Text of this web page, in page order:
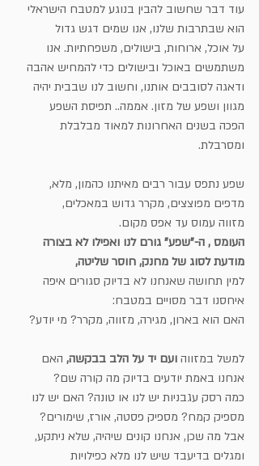
עוד דבר שחשוב להבין בנוגע למטבח הישראלי
הוא שבתרבות שלנו, אנו שמים דגש גדול
על אוכל, ארוחות, בישולים, משפחתיות. אנו
משתמשים באוכל ובישולים כדי להמחיש אהבה
ודאגה לסובבים אותנו, וחשוב לנו שבבית יהיה
מגוון ושפע של מזון. אממה.. תפיסת השפע
הפכה בשנים האחרונות למאוד מבלבלת
ומסרבלת.
שפע נתפס עבור רבים מאיתנו כהמון, מלא,
מדפים מפוצצים, מקרר גדוש במאכלים,
מזווה עמוס עד אפס מקום.
העומס , ה-"שפע" גורם לנו ואפילו לא בצורה
מודעת לסוג של מחנק, חוסר שליטה,
למין תחושה שאנחנו לא בדיוק סגורים איפה
איחסנו דבר מסויים במטבח:
האם הוא בארון, מגירה, מזווה, מקרר? מי יודע?
למשל במזווה ועם יד על הלב בבקשה, האם
אנחנו באמת יודעים בדיוק מה קורה שם?
כמה רסק עגבניות יש לנו או טונה? האם יש לנו
מספיק קמח? מספיק פסטה, אורז, שימורים?
אבל מה שכן, אנחנו קונים שיהיה, שלא ניתקע,
ומגלים בדיעבד שיש לנו מלא כפילויות